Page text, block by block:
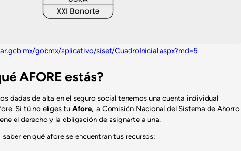
gobmx/aplicativo/siset/CuadroInicial.aspx?md=5
AFORE estás?
dadas de alta en el seguro social tenemos una cuenta individual
Si tú no eliges tu Afore, la Comisión Nacional del Sistema de Ahorro
el derecho y la obligación de asignarte a una.
en qué afore se encuentran tus recursos: